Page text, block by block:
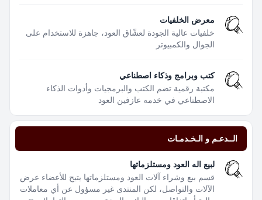
معرض الخلفيات
خلفيات عالية الجودة لعشّاق العود، جاهزة للاستخدام على
الجوال والكمبيوتر
كتب وبرامج وذكاء اصطناعي
مكتبة رقمية تضم الكتب والبرمجيات وأدوات الذكاء
الاصطناعي في خدمه عازفين العود
الــدعـم و الـخـدمـات
لبيع اله العود ومستلزماتها
قسم بيع وشراء آلات العود ومستلزماتها يتيح للأعضاء عرض
الآلات والتواصل، لكن المنتدى غير مسؤول عن أي معاملات